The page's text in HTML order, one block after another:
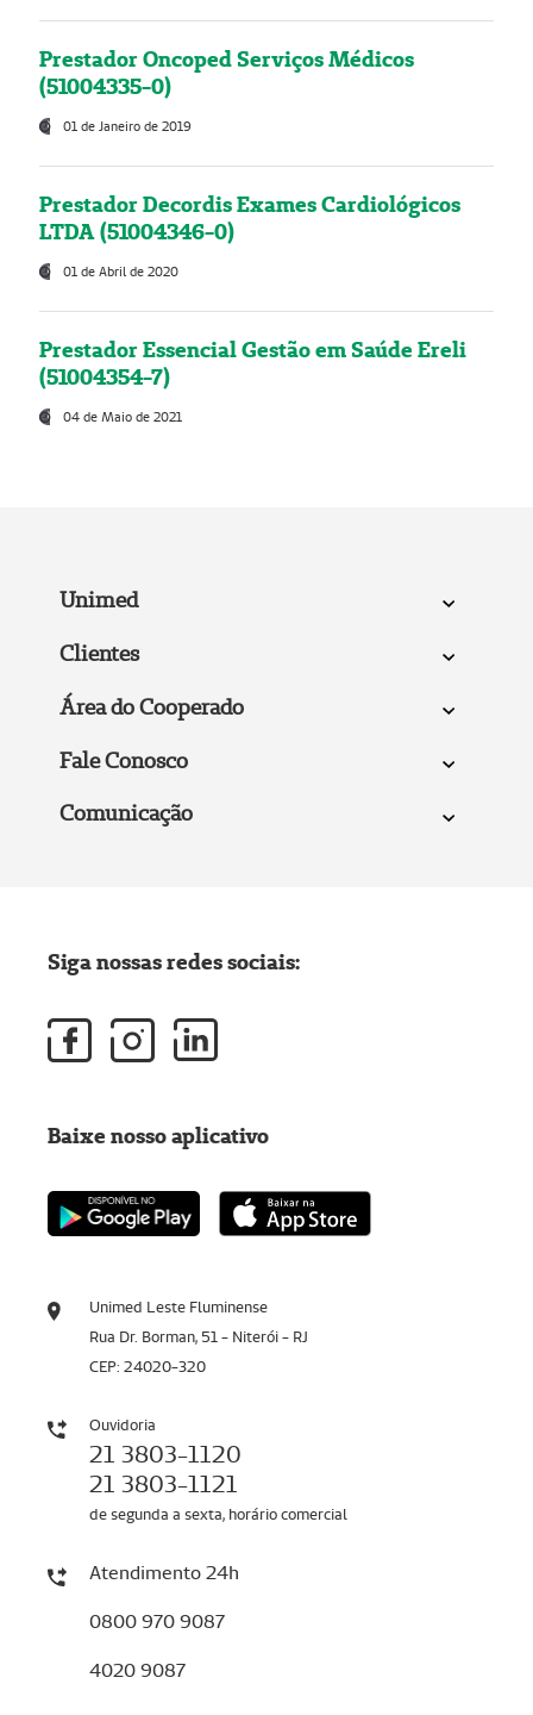
Prestador Oncoped Serviços Médicos
(51004335-0)
01 de Janeiro de 2019
Prestador Decordis Exames Cardiológicos
LTDA (51004346-0)
01 de Abril de 2020
Prestador Essencial Gestão em Saúde Ereli
(51004354-7)
04 de Maio de 2021
Unimed
Clientes
Área do Cooperado
Fale Conosco
Comunicação
Unimed Leste Fluminense
Rua Dr. Borman, 51 - Niterói - RJ
CEP: 24020-320
Ouvidoria
21 3803-1120
21 3803-1121
de segunda a sexta, horário comercial
Atendimento 24h
0800 970 9087
4020 9087
Siga nossas redes sociais:
Baixe nosso aplicativo